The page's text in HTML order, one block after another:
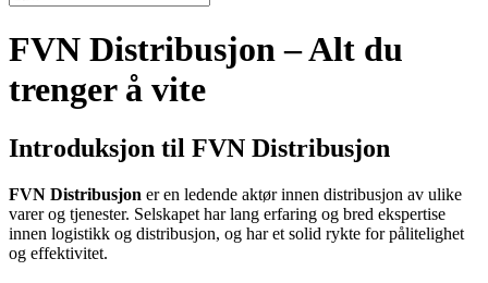
FVN Distribusjon – Alt du
trenger å vite
Introduksjon til FVN Distribusjon
FVN Distribusjon er en ledende aktør innen distribusjon av ulike
varer og tjenester. Selskapet har lang erfaring og bred ekspertise
innen logistikk og distribusjon, og har et solid rykte for pålitelighet
og effektivitet.